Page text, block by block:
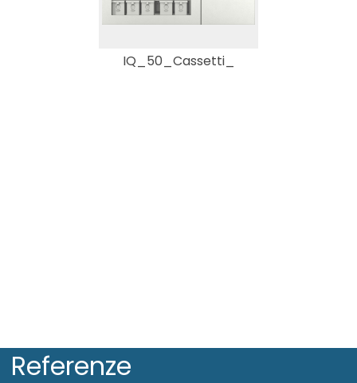
IQ_50_Cassetti_
Referenze